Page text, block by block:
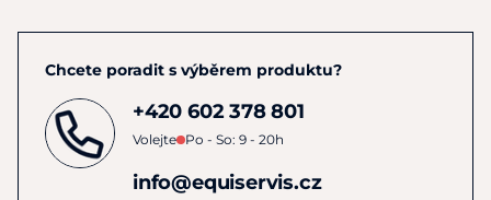
Chcete poradit s výběrem produktu?
+420 602 378 801
Volejte Po - So: 9 - 20h
info@equiservis.cz